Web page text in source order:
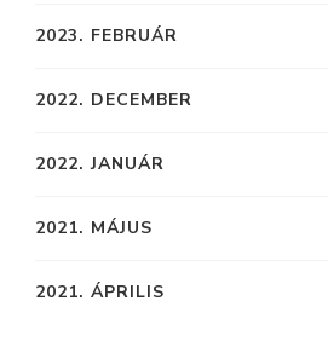
2023. FEBRUÁR
2022. DECEMBER
2022. JANUÁR
2021. MÁJUS
2021. ÁPRILIS